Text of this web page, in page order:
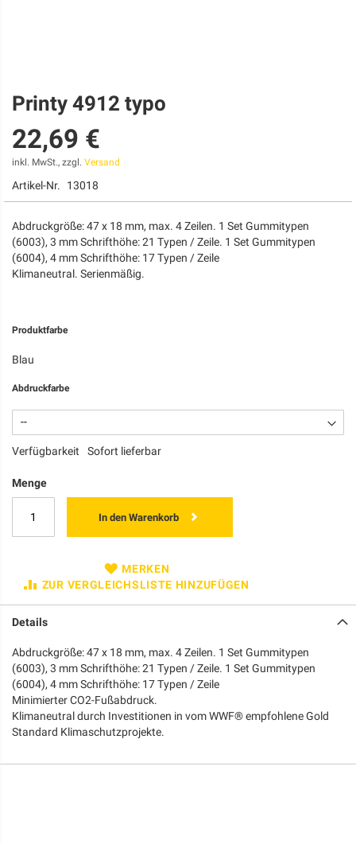
Zum
Anfang
der
Bildgalerie
springen
Printy 4912 typo
22,69 €
inkl. MwSt., zzgl. Versand
Artikel-Nr. 13018
Abdruckgröße: 47 x 18 mm, max. 4 Zeilen. 1 Set Gummitypen
(6003), 3 mm Schrifthöhe: 21 Typen / Zeile. 1 Set Gummitypen
(6004), 4 mm Schrifthöhe: 17 Typen / Zeile
Klimaneutral. Serienmäßig.
Produktfarbe
Blau
Abdruckfarbe
Verfügbarkeit Sofort lieferbar
Menge
In den Warenkorb
MERKEN
ZUR VERGLEICHSLISTE HINZUFÜGEN
Details
Abdruckgröße: 47 x 18 mm, max. 4 Zeilen. 1 Set Gummitypen
(6003), 3 mm Schrifthöhe: 21 Typen / Zeile. 1 Set Gummitypen
(6004), 4 mm Schrifthöhe: 17 Typen / Zeile
Minimierter CO2-Fußabdruck.
Klimaneutral durch Investitionen in vom WWF® empfohlene Gold
Standard Klimaschutzprojekte.